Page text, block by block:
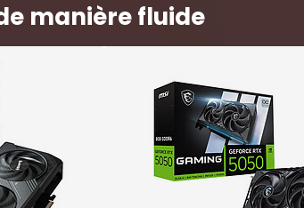
manière fluide